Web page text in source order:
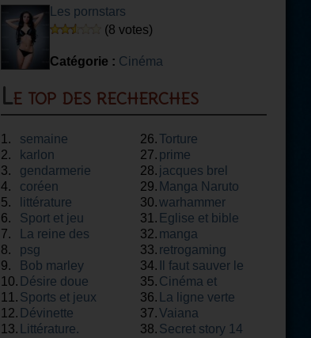
Les pornstars
(8 votes)
Catégorie : Cinéma
Le top des recherches
1.
semaine
2.
karlon
3.
gendarmerie
4.
coréen
5.
littérature
6.
Sport et jeu
7.
La reine des
neiges
8.
psg
9.
Bob marley
10. Désire doue
11. Sports et jeux
12. Dévinette
13.
Littérature.
26.Torture
27. prime
28. jacques brel
29. Manga Naruto
30.warhammer
31. Eglise et bible
32. manga
33. retrogaming
34.
Il faut sauver le
soldat rayan
35. Cinéma et
théâtre
36.
La ligne verte
37.Vaiana
38. Secret story 14